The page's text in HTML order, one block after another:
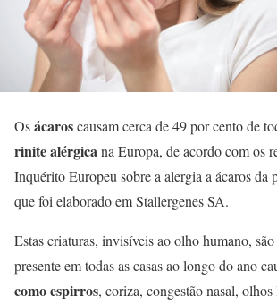
Osácaroscausam cerca de 49 por cento de
rinite alérgicana Europa, de acordo com os
Inquérito Europeu sobre a alergia a ácaros da
que foi elaborado em Stallergenes SA.
Estas criaturas, invisíveis ao olho humano,
presente em todas as casas ao longo do ano
como espirros, coriza, congestão nasal,